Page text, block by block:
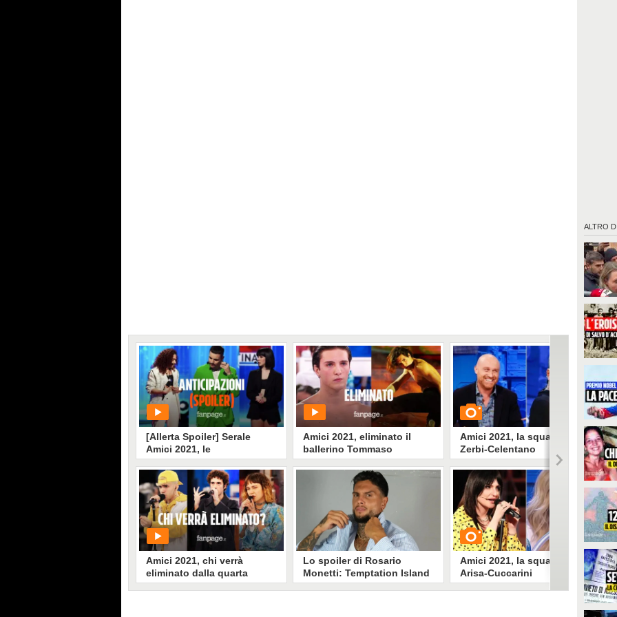
ALTRO DI
[Allerta Spoiler] Serale
Amici 2021, le
anticipazioni: ecco chi sarà
eliminato nella seconda
puntata
PLAY
524• di Videonews
Amici 2021, chi verrà
eliminato dalla quarta
puntata del serale
Amici 2021, eliminato il
ballerino Tommaso
Stanzani: al ballottaggio i
fidanzati Deddy e Rosa
PLAY
10466• diVideonews
Lo spoiler di Rosario
Monetti: Temptation Island
dovrebbe tornare su
Amici 2021, la squadra
Zerbi-Celentano
GUARDA
39811• diSpettacolo Fanpage
Amici 2021, la squadra
Arisa-Cuccarini